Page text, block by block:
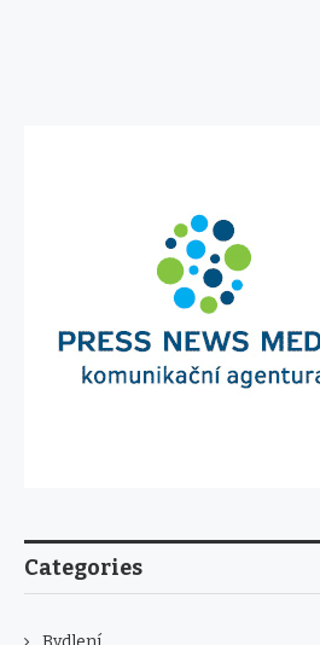
Categories